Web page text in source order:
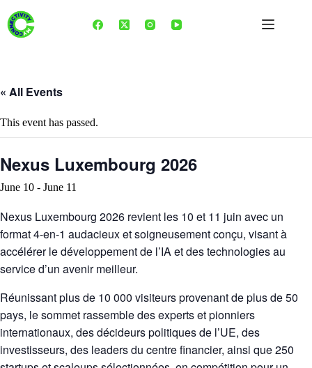
content
« All Events
This event has passed.
Nexus Luxembourg 2026
June 10 - June 11
Nexus Luxembourg 2026 revient les 10 et 11 juin avec un
format 4-en-1 audacieux et soigneusement conçu, visant à
accélérer le développement de l’IA et des technologies au
service d’un avenir meilleur.
Réunissant plus de 10 000 visiteurs provenant de plus de 50
pays, le sommet rassemble des experts et pionniers
internationaux, des décideurs politiques de l’UE, des
investisseurs, des leaders du centre financier, ainsi que 250